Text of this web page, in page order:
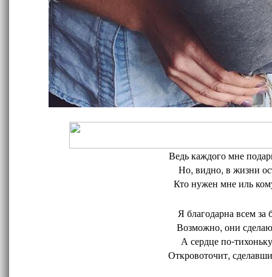
Ведь каждого мне
Но, видно, в жизни
Кто нужен мне иль
Я благодарна всем за
Возможно, они
А сердце по-
Откровоточит,